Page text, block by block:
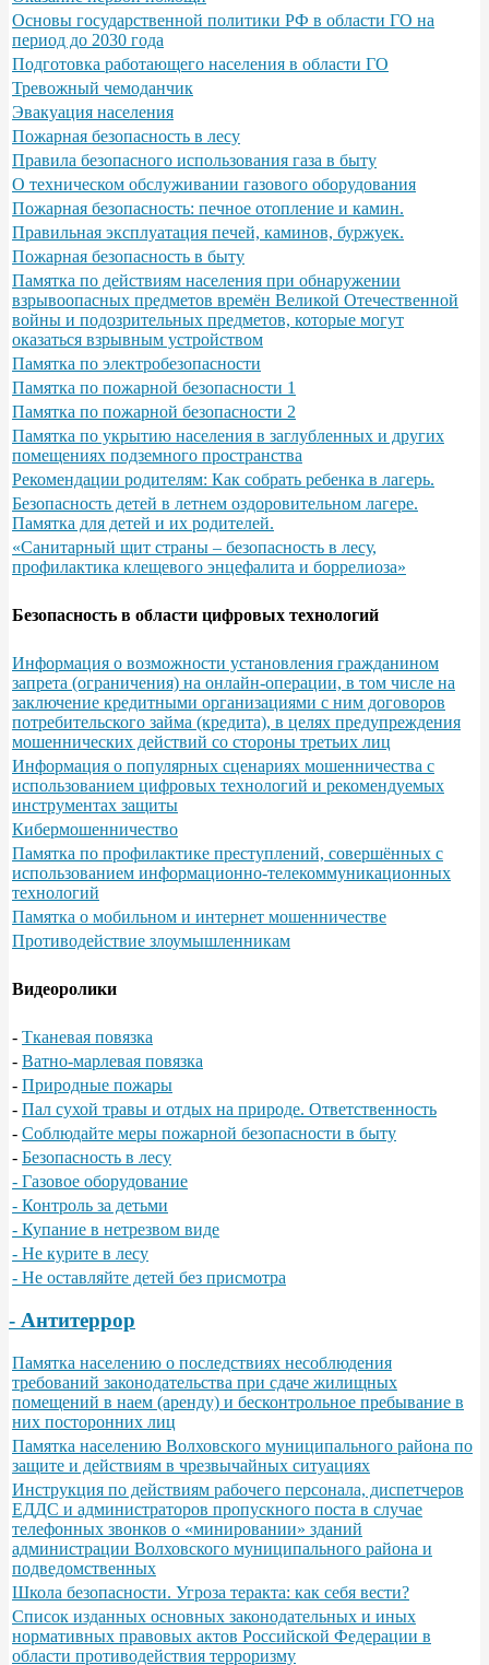
Основы государственной политики РФ в области ГО на
период до 2030 года
Подготовка работающего населения в области ГО
Тревожный чемоданчик
Эвакуация населения
Пожарная безопасность в лесу
Правила безопасного использования газа в быту
О техническом обслуживании газового оборудования
Пожарная безопасность: печное отопление и камин.
Правильная эксплуатация печей, каминов, буржуек.
Пожарная безопасность в быту
Памятка по действиям населения при обнаружении
взрывоопасных предметов времён Великой Отечественной
войны и подозрительных предметов, которые могут
оказаться взрывным устройством
Памятка по электробезопасности
Памятка по пожарной безопасности 1
Памятка по пожарной безопасности 2
Памятка по укрытию населения в заглубленных и других
помещениях подземного пространства
Рекомендации родителям: Как собрать ребенка в лагерь.
Безопасность детей в летнем оздоровительном лагере.
Памятка для детей и их родителей.
«Санитарный щит страны – безопасность в лесу,
профилактика клещевого энцефалита и боррелиоза»
Безопасность в области цифровых технологий
Информация о возможности установления гражданином
запрета (ограничения) на онлайн-операции, в том числе на
заключение кредитными организациями с ним договоров
потребительского займа (кредита), в целях предупреждения
мошеннических действий со стороны третьих лиц
Информация о популярных сценариях мошенничества с
использованием цифровых технологий и рекомендуемых
инструментах защиты
Кибермошенничество
Памятка по профилактике преступлений, совершённых с
использованием информационно-телекоммуникационных
технологий
Памятка о мобильном и интернет мошенничестве
Противодействие злоумышленникам
Видеоролики
- Тканевая повязка
- Ватно-марлевая повязка
- Природные пожары
- Пал сухой травы и отдых на природе. Ответственность
- Соблюдайте меры пожарной безопасности в быту
- Безопасность в лесу
- Газовое оборудование
- Контроль за детьми
- Купание в нетрезвом виде
- Не курите в лесу
- Не оставляйте детей без присмотра
- Антитеррор
Памятка населению о последствиях несоблюдения
требований законодательства при сдаче жилищных
помещений в наем (аренду) и бесконтрольное пребывание в
них посторонних лиц
Памятка населению Волховского муниципального района по
защите и действиям в чрезвычайных ситуациях
Инструкция по действиям рабочего персонала, диспетчеров
ЕДДС и администраторов пропускного поста в случае
телефонных звонков о «минировании» зданий
администрации Волховского муниципального района и
подведомственных
Школа безопасности. Угроза теракта: как себя вести?
Список изданных основных законодательных и иных
нормативных правовых актов Российской Федерации в
области противодействия терроризму